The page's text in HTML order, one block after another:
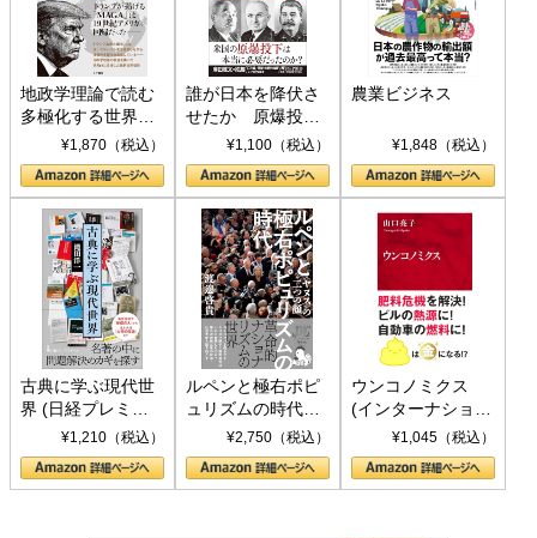
地政学理論で読む
多極化する世界：
トランプとBRICS
の挑戦
¥1,870（税込）
誰が日本を降伏さ
せたか 原爆投
下、ソ連参戦、そ
して聖断 (PHP新
書)
¥1,100（税込）
農業ビジネス
¥1,848（税込）
古典に学ぶ現代世
界 (日経プレミア
シリーズ)¥1,210（税込）
ルペンと極右ポピ
ュリズムの時代：
〈ヤヌス〉の二つ
の顔
¥2,750（税込）
ウンコノミクス
(インターナショナ
ル新書)¥1,045（税込）